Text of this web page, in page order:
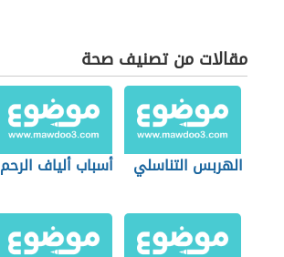
مقالات من تصنيف صحة
الهربس التناسلي أسباب ألياف الرحم